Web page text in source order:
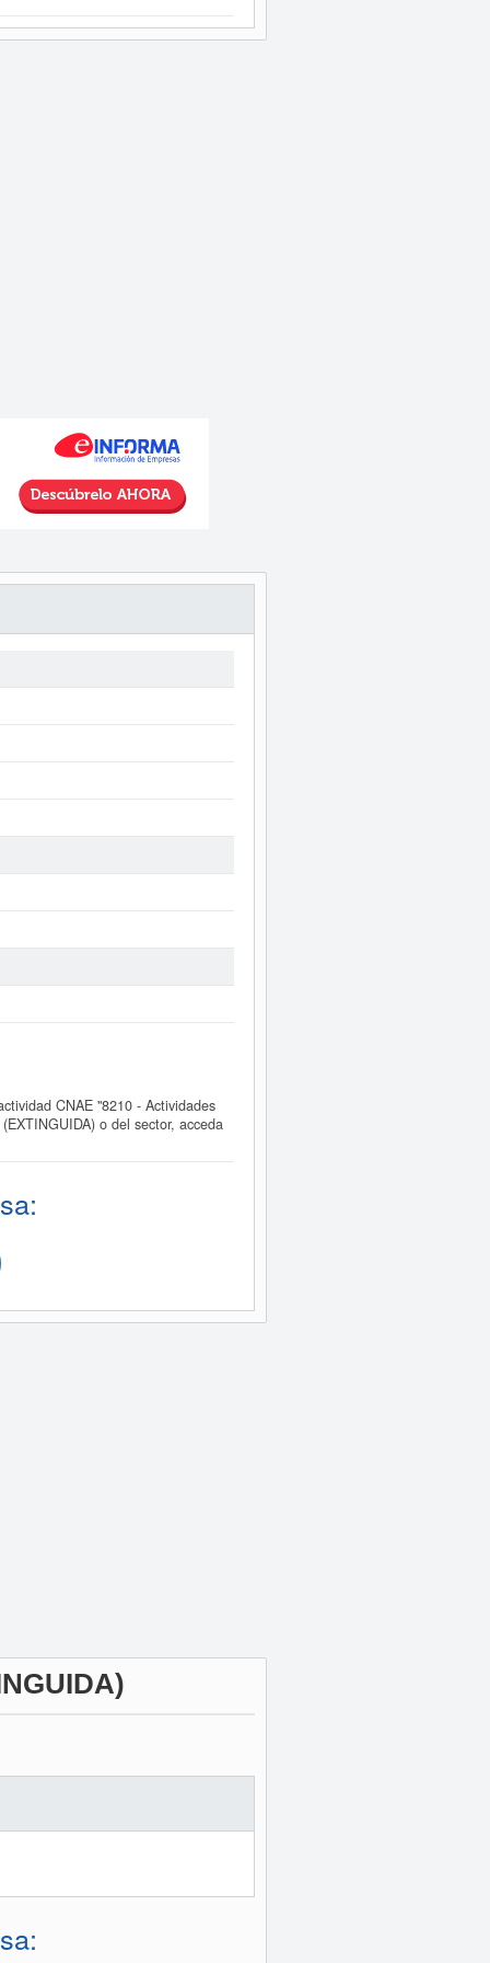
CNAE "8210 - Actividades
o del sector, acceda